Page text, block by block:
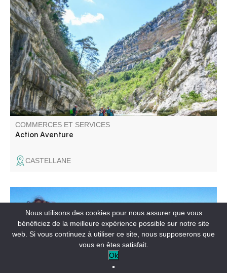
ACTION AVENTURE est l'unique entreprise labellisée
"Qualité tourisme" en sports d'eau-vive à Castellane.
Découvrez les Gorges du Verdon en sécurité avec un
guide expérimenté. Vous serez accueillis avec le sourire,
par une équipe à votre service.
COMMERCES ET SERVICES
Action Aventure
CASTELLANE
Andrea parle couramment l'allemand et l'anglais. Elle
propose aussi des sorties pour un public scolaire et des
personnes en situation de handicap.
Nous utilisons des cookies pour nous assurer que vous
bénéficiez de la meilleure expérience possible sur notre site
web. Si vous continuez à utiliser ce site, nous supposerons que
vous en êtes satisfait.
Ok